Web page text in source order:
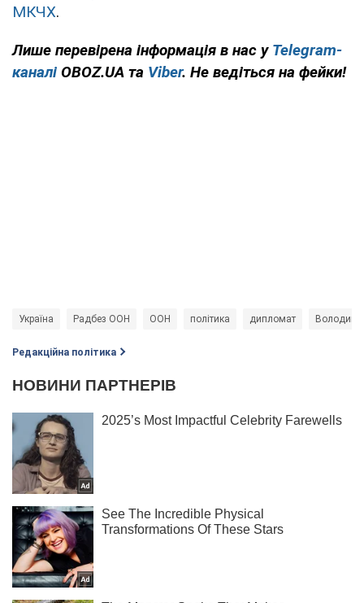
МКЧХ.
Лише перевірена інформація в нас у Telegram-
каналі OBOZ.UA та Viber. Не ведіться на фейки!
Україна Радбез ООН ООН політика дипломат
Редакційна політика